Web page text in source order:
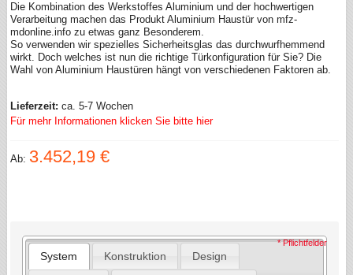
Die Kombination des Werkstoffes Aluminium und der hochwertigen
Verarbeitung machen das Produkt Aluminium Haustür von mfz-
mdonline.info zu etwas ganz Besonderem.
So verwenden wir spezielles Sicherheitsglas das durchwurfhemmend
wirkt. Doch welches ist nun die richtige Türkonfiguration für Sie? Die
Wahl von Aluminium Haustüren hängt von verschiedenen Faktoren ab.
Lieferzeit: ca. 5-7 Wochen
Für mehr Informationen klicken Sie bitte hier
Ab: 3.452,19 €
System Konstruktion Design
* Pflichtfelder